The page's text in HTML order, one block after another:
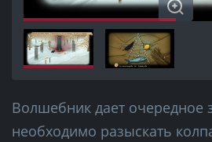
Волшебник дает очередное
необходимо разыскать